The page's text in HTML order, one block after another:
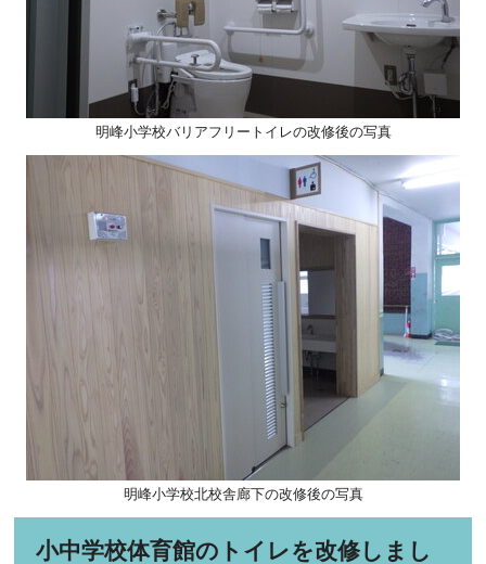
明峰小学校バリアフリートイレの改修後の写真
明峰小学校北校舎廊下の改修後の写真
小中学校体育館のトイレを改修しまし